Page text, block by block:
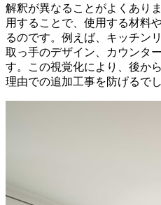
解釈が異なることがよくあり
用することで、使用する材料
るのです。例えば、キッチン
取っ手のデザイン、カウンタ
す。この視覚化により、後か
理由での追加工事を防げるでし